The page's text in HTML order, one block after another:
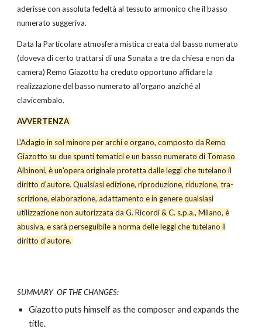
aderisse con assoluta fedeltà al tessuto armonico che il basso
numerato suggeriva.
Data la Particolare atmosfera mistica creata dal basso numerato
(doveva di certo trattarsi di una Sonata a tre da chiesa e non da
camera) Remo Giazotto ha creduto opportuno affidare la
realizzazione del basso numerato all'organo anziché al
clavicembalo.
AVVERTENZA
L'Adagio in sol minore per archi e organo, com­posto da Remo
Giazotto su due spunti tematici e un basso numerato di Tomaso
Albinoni, è un'opera originale protetta dalle leggi che tute­lano il
diritto d'autore. Qualsiasi edizione, riproduzione, riduzione, tra­
scrizione, elaborazione, adattamento e in genere qualsiasi
utilizzazione non autorizzata da G. Ri­cordi & C. s.p.a., Milano, è
abusiva, e sarà per­seguibile a norma delle leggi che tutelano il
diritto d'autore.
SUMMARY OF THE CHANGES:
Giazotto puts himself as the composer and expands the
title.